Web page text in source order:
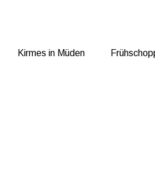
Kirmes in Müden